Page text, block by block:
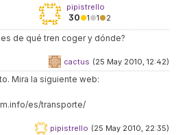
pipistrello
30●1●1●2
de qué tren coger y dónde?
(25 May 2010, 12:42)
cactus
Mira la siguiente web:
es/transporte/
(25 May 2010, 22:35)
pipistrello